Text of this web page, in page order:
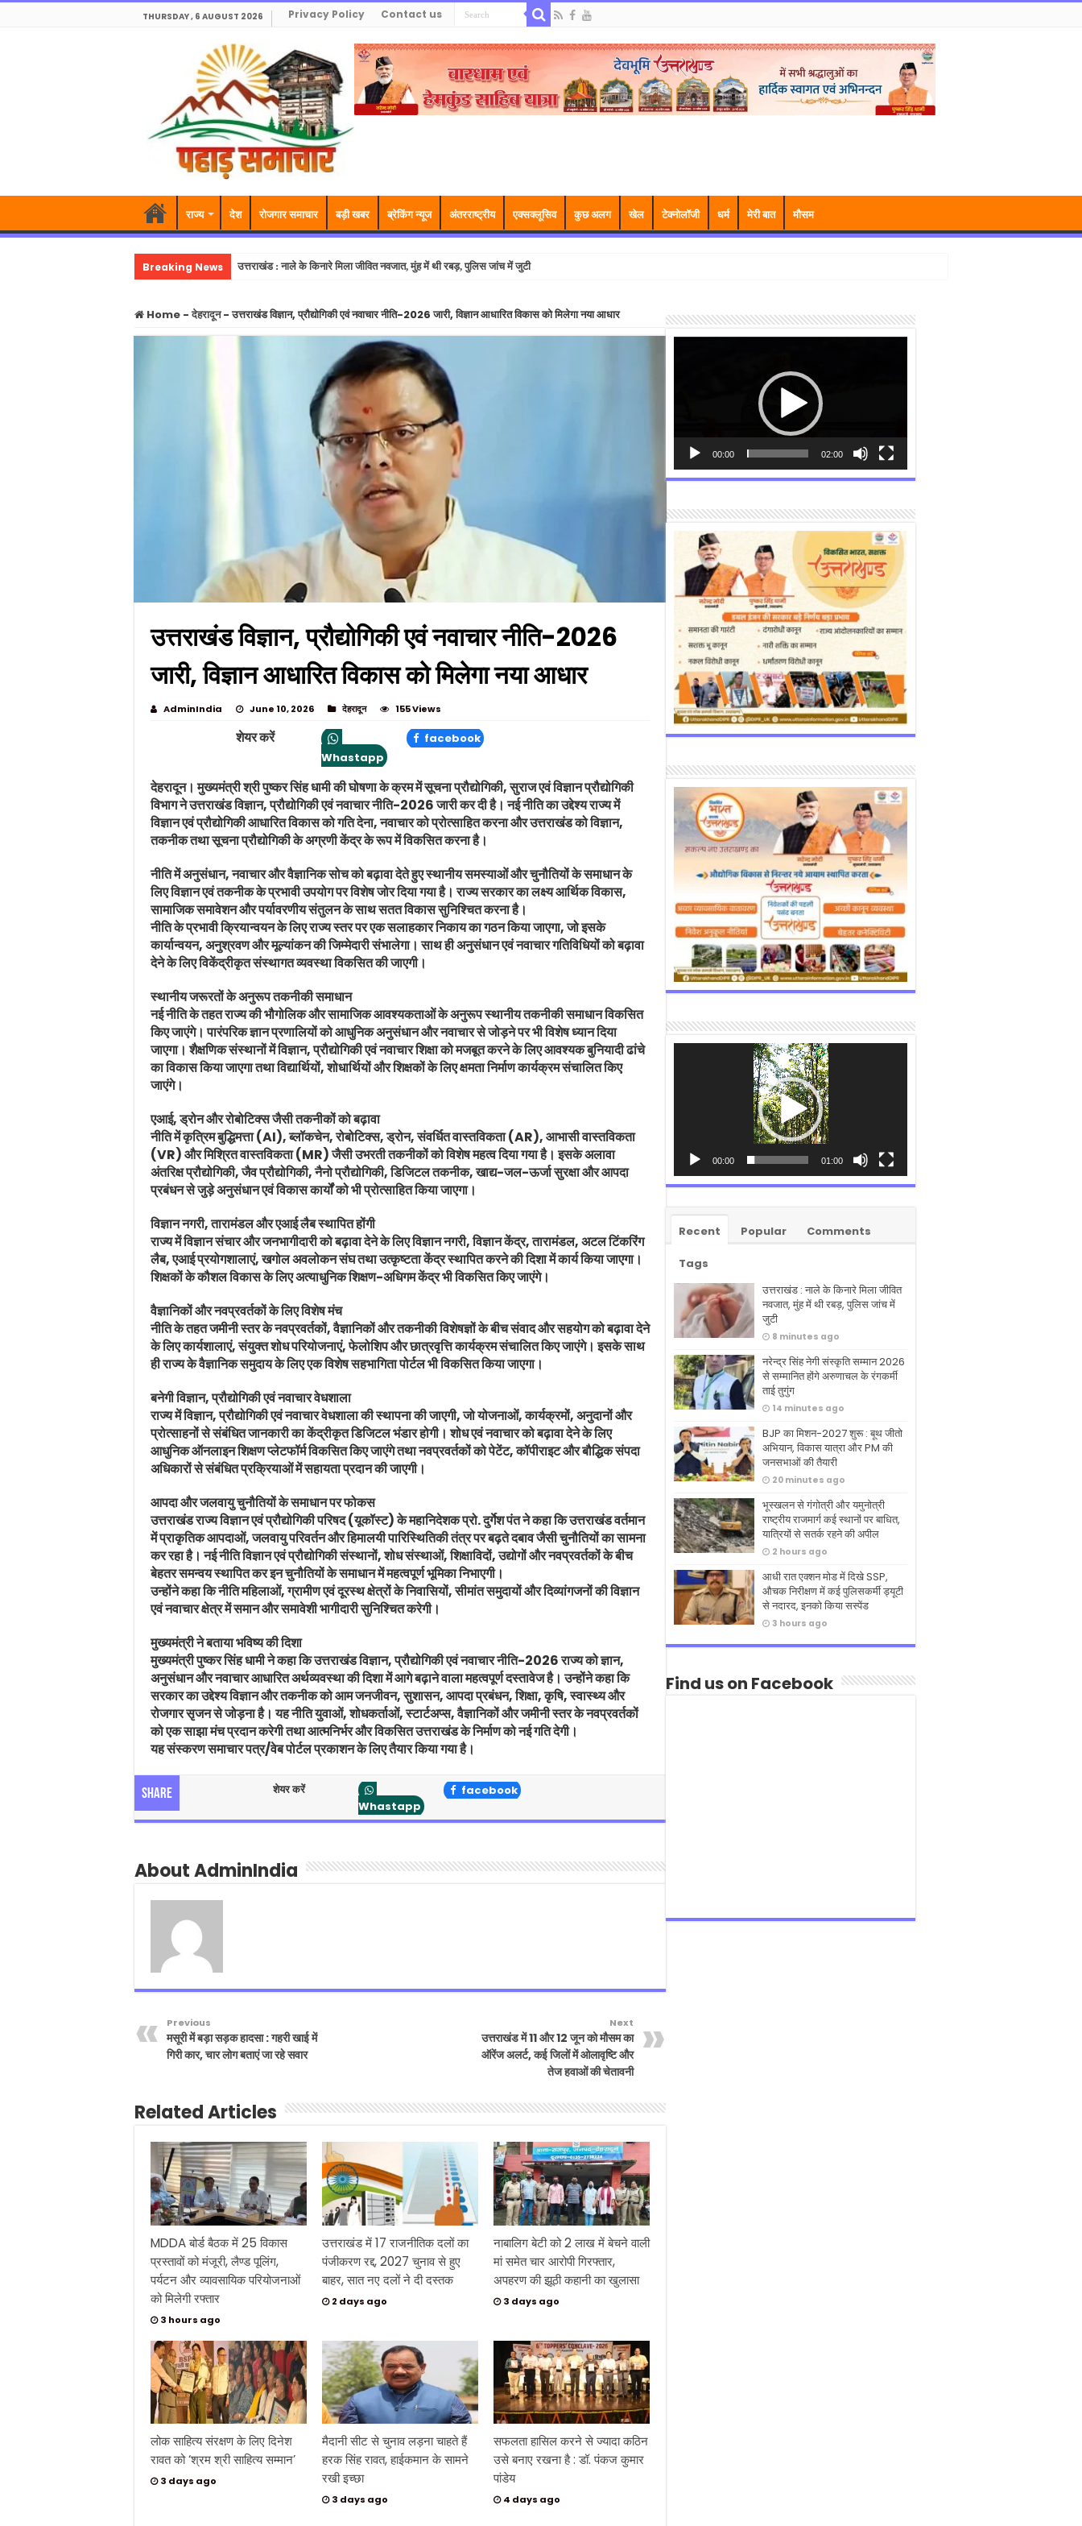
THURSDAY , 6 AUGUST 2026 Privacy Policy Contact us
राज्य देश रोजगार समाचार बड़ी खबर ब्रेकिंग न्यूज अंतरराष्ट्रीय एक्सक्लूसिव कुछ अलग खेल टेक्नोलॉजी धर्म मेरी बात मौसम
Breaking News उत्तराखंड : नाले के किनारे मिला जीवित नवजात, मुंह में थी रबड़, पुलिस जांच में जुटी
Home - देहरादून - उत्तराखंड विज्ञान, प्रौद्योगिकी एवं नवाचार नीति-2026 जारी, विज्ञान आधारित विकास को मिलेगा नया आधार
उत्तराखंड विज्ञान, प्रौद्योगिकी एवं नवाचार नीति-2026
जारी, विज्ञान आधारित विकास को मिलेगा नया आधार
AdminIndia June 10, 2026 देहरादून 155 Views
शेयर करें
Whastapp
facebook
देहरादून। मुख्यमंत्री श्री पुष्कर सिंह धामी की घोषणा के क्रम में सूचना प्रौद्योगिकी, सुराज एवं विज्ञान प्रौद्योगिकी
विभाग ने उत्तराखंड विज्ञान, प्रौद्योगिकी एवं नवाचार नीति-2026 जारी कर दी है। नई नीति का उद्देश्य राज्य में
विज्ञान एवं प्रौद्योगिकी आधारित विकास को गति देना, नवाचार को प्रोत्साहित करना और उत्तराखंड को विज्ञान,
तकनीक तथा सूचना प्रौद्योगिकी के अग्रणी केंद्र के रूप में विकसित करना है।
नीति में अनुसंधान, नवाचार और वैज्ञानिक सोच को बढ़ावा देते हुए स्थानीय समस्याओं और चुनौतियों के समाधान के
लिए विज्ञान एवं तकनीक के प्रभावी उपयोग पर विशेष जोर दिया गया है। राज्य सरकार का लक्ष्य आर्थिक विकास,
सामाजिक समावेशन और पर्यावरणीय संतुलन के साथ सतत विकास सुनिश्चित करना है।
नीति के प्रभावी क्रियान्वयन के लिए राज्य स्तर पर एक सलाहकार निकाय का गठन किया जाएगा, जो इसके
कार्यान्वयन, अनुश्रवण और मूल्यांकन की जिम्मेदारी संभालेगा। साथ ही अनुसंधान एवं नवाचार गतिविधियों को बढ़ावा
देने के लिए विकेंद्रीकृत संस्थागत व्यवस्था विकसित की जाएगी।
स्थानीय जरूरतों के अनुरूप तकनीकी समाधान
नई नीति के तहत राज्य की भौगोलिक और सामाजिक आवश्यकताओं के अनुरूप स्थानीय तकनीकी समाधान विकसित
किए जाएंगे। पारंपरिक ज्ञान प्रणालियों को आधुनिक अनुसंधान और नवाचार से जोड़ने पर भी विशेष ध्यान दिया
जाएगा। शैक्षणिक संस्थानों में विज्ञान, प्रौद्योगिकी एवं नवाचार शिक्षा को मजबूत करने के लिए आवश्यक बुनियादी ढांचे
का विकास किया जाएगा तथा विद्यार्थियों, शोधार्थियों और शिक्षकों के लिए क्षमता निर्माण कार्यक्रम संचालित किए
जाएंगे।
एआई, ड्रोन और रोबोटिक्स जैसी तकनीकों को बढ़ावा
नीति में कृत्रिम बुद्धिमत्ता (AI), ब्लॉकचेन, रोबोटिक्स, ड्रोन, संवर्धित वास्तविकता (AR), आभासी वास्तविकता
(VR) और मिश्रित वास्तविकता (MR) जैसी उभरती तकनीकों को विशेष महत्व दिया गया है। इसके अलावा
अंतरिक्ष प्रौद्योगिकी, जैव प्रौद्योगिकी, नैनो प्रौद्योगिकी, डिजिटल तकनीक, खाद्य-जल-ऊर्जा सुरक्षा और आपदा
प्रबंधन से जुड़े अनुसंधान एवं विकास कार्यों को भी प्रोत्साहित किया जाएगा।
विज्ञान नगरी, तारामंडल और एआई लैब स्थापित होंगी
राज्य में विज्ञान संचार और जनभागीदारी को बढ़ावा देने के लिए विज्ञान नगरी, विज्ञान केंद्र, तारामंडल, अटल टिंकरिंग
लैब, एआई प्रयोगशालाएं, खगोल अवलोकन संघ तथा उत्कृष्टता केंद्र स्थापित करने की दिशा में कार्य किया जाएगा।
शिक्षकों के कौशल विकास के लिए अत्याधुनिक शिक्षण-अधिगम केंद्र भी विकसित किए जाएंगे।
वैज्ञानिकों और नवप्रवर्तकों के लिए विशेष मंच
नीति के तहत जमीनी स्तर के नवप्रवर्तकों, वैज्ञानिकों और तकनीकी विशेषज्ञों के बीच संवाद और सहयोग को बढ़ावा देने
के लिए कार्यशालाएं, संयुक्त शोध परियोजनाएं, फेलोशिप और छात्रवृत्ति कार्यक्रम संचालित किए जाएंगे। इसके साथ
ही राज्य के वैज्ञानिक समुदाय के लिए एक विशेष सहभागिता पोर्टल भी विकसित किया जाएगा।
बनेगी विज्ञान, प्रौद्योगिकी एवं नवाचार वेधशाला
राज्य में विज्ञान, प्रौद्योगिकी एवं नवाचार वेधशाला की स्थापना की जाएगी, जो योजनाओं, कार्यक्रमों, अनुदानों और
प्रोत्साहनों से संबंधित जानकारी का केंद्रीकृत डिजिटल भंडार होगी। शोध एवं नवाचार को बढ़ावा देने के लिए
आधुनिक ऑनलाइन शिक्षण प्लेटफॉर्म विकसित किए जाएंगे तथा नवप्रवर्तकों को पेटेंट, कॉपीराइट और बौद्धिक संपदा
अधिकारों से संबंधित प्रक्रियाओं में सहायता प्रदान की जाएगी।
आपदा और जलवायु चुनौतियों के समाधान पर फोकस
उत्तराखंड राज्य विज्ञान एवं प्रौद्योगिकी परिषद (यूकॉस्ट) के महानिदेशक प्रो. दुर्गेश पंत ने कहा कि उत्तराखंड वर्तमान
में प्राकृतिक आपदाओं, जलवायु परिवर्तन और हिमालयी पारिस्थितिकी तंत्र पर बढ़ते दबाव जैसी चुनौतियों का सामना
कर रहा है। नई नीति विज्ञान एवं प्रौद्योगिकी संस्थानों, शोध संस्थाओं, शिक्षाविदों, उद्योगों और नवप्रवर्तकों के बीच
बेहतर समन्वय स्थापित कर इन चुनौतियों के समाधान में महत्वपूर्ण भूमिका निभाएगी।
उन्होंने कहा कि नीति महिलाओं, ग्रामीण एवं दूरस्थ क्षेत्रों के निवासियों, सीमांत समुदायों और दिव्यांगजनों की विज्ञान
एवं नवाचार क्षेत्र में समान और समावेशी भागीदारी सुनिश्चित करेगी।
मुख्यमंत्री ने बताया भविष्य की दिशा
मुख्यमंत्री पुष्कर सिंह धामी ने कहा कि उत्तराखंड विज्ञान, प्रौद्योगिकी एवं नवाचार नीति-2026 राज्य को ज्ञान,
अनुसंधान और नवाचार आधारित अर्थव्यवस्था की दिशा में आगे बढ़ाने वाला महत्वपूर्ण दस्तावेज है। उन्होंने कहा कि
सरकार का उद्देश्य विज्ञान और तकनीक को आम जनजीवन, सुशासन, आपदा प्रबंधन, शिक्षा, कृषि, स्वास्थ्य और
रोजगार सृजन से जोड़ना है। यह नीति युवाओं, शोधकर्ताओं, स्टार्टअप्स, वैज्ञानिकों और जमीनी स्तर के नवप्रवर्तकों
को एक साझा मंच प्रदान करेगी तथा आत्मनिर्भर और विकसित उत्तराखंड के निर्माण को नई गति देगी।
यह संस्करण समाचार पत्र/वेब पोर्टल प्रकाशन के लिए तैयार किया गया है।
Share
शेयर करें
Whastapp
facebook
About AdminIndia
Previous
मसूरी में बड़ा सड़क हादसा : गहरी खाई में
गिरी कार, चार लोग बताएं जा रहे सवार
Next
उत्तराखंड में 11 और 12 जून को मौसम का
ऑरेंज अलर्ट, कई जिलों में ओलावृष्टि और
तेज हवाओं की चेतावनी
Related Articles
MDDA बोर्ड बैठक में 25 विकास
प्रस्तावों को मंजूरी, लैण्ड पूलिंग,
पर्यटन और व्यावसायिक परियोजनाओं
को मिलेगी रफ्तार
3 hours ago
उत्तराखंड में 17 राजनीतिक दलों का
पंजीकरण रद्द, 2027 चुनाव से हुए
बाहर, सात नए दलों ने दी दस्तक
2 days ago
नाबालिग बेटी को 2 लाख में बेचने वाली
मां समेत चार आरोपी गिरफ्तार,
अपहरण की झूठी कहानी का खुलासा
3 days ago
लोक साहित्य संरक्षण के लिए दिनेश
रावत को ‘श्रम श्री साहित्य सम्मान’
3 days ago
मैदानी सीट से चुनाव लड़ना चाहते हैं
हरक सिंह रावत, हाईकमान के सामने
रखी इच्छा
3 days ago
सफलता हासिल करने से ज्यादा कठिन
उसे बनाए रखना है : डॉ. पंकज कुमार
पांडेय
4 days ago
00:00 02:00
00:00 01:00
Recent Popular Comments
Tags
उत्तराखंड : नाले के किनारे मिला जीवित
नवजात, मुंह में थी रबड़, पुलिस जांच में
जुटी
8 minutes ago
नरेन्द्र सिंह नेगी संस्कृति सम्मान 2026
से सम्मानित होंगे अरुणाचल के रंगकर्मी
ताई तुगुंग
14 minutes ago
BJP का मिशन-2027 शुरू : बूथ जीतो
अभियान, विकास यात्रा और PM की
जनसभाओं की तैयारी
20 minutes ago
भूस्खलन से गंगोत्री और यमुनोत्री
राष्ट्रीय राजमार्ग कई स्थानों पर बाधित,
यात्रियों से सतर्क रहने की अपील
2 hours ago
आधी रात एक्शन मोड में दिखे SSP,
औचक निरीक्षण में कई पुलिसकर्मी ड्यूटी
से नदारद, इनको किया सस्पेंड
3 hours ago
Find us on Facebook